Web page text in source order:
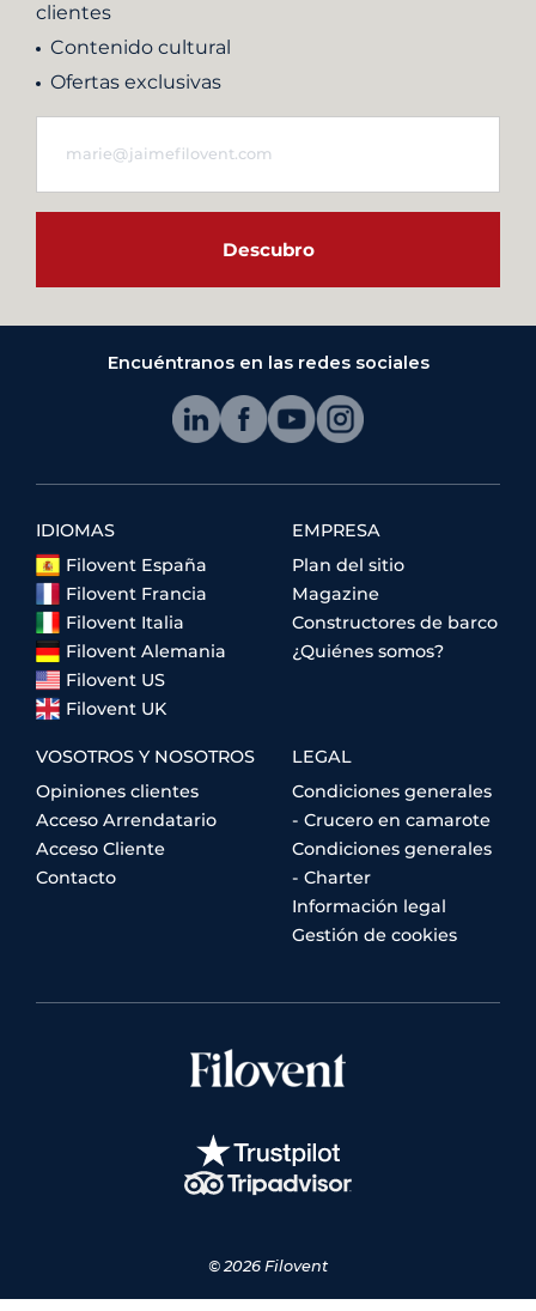
clientes
Contenido cultural
Ofertas exclusivas
Descubro
Encuéntranos en las redes sociales
IDIOMAS
Filovent España
Filovent Francia
Filovent Italia
Filovent Alemania
Filovent US
Filovent UK
EMPRESA
Plan del sitio
Magazine
Constructores de barco
¿Quiénes somos?
VOSOTROS Y NOSOTROS
Opiniones clientes
Acceso Arrendatario
Acceso Cliente
Contacto
LEGAL
Condiciones generales
- Crucero en camarote
Condiciones generales
- Charter
Información legal
Gestión de cookies
© 2026 Filovent